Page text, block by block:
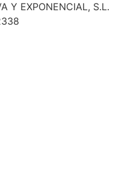
Y EXPONENCIAL, S.L.